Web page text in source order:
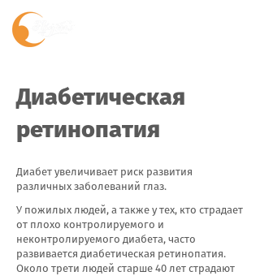
Диабетическая
ретинопатия
Диабет увеличивает риск развития
различных заболеваний глаз.
У пожилых людей, а также у тех, кто страдает
от плохо контролируемого и
неконтролируемого диабета, часто
развивается диабетическая ретинопатия.
Около трети людей старше 40 лет страдают